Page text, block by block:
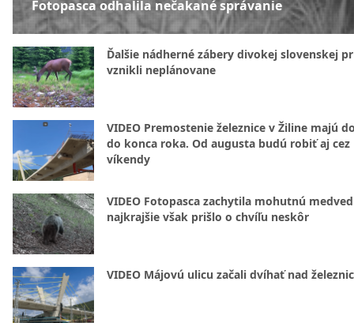
Fotopasca odhalila nečakané správanie
Ďalšie nádherné zábery divokej slovenskej
vznikli neplánovane
VIDEO Premostenie železnice v Žiline majú
do konca roka. Od augusta budú robiť aj cez
víkendy
VIDEO Fotopasca zachytila mohutnú
najkrajšie však prišlo o chvíľu neskôr
VIDEO Májovú ulicu začali dvíhať nad